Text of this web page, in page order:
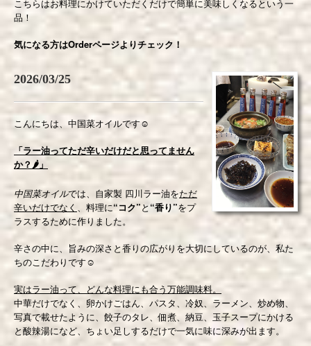
こちらはお料理にかけていただくだけで簡単に美味しくなるという一
品！
気になる方はOrderページよりチェック！
2026/03/25
こんにちは、中国菜オイルです☺️
「ラー油ってただ辛いだけだと思ってません
か？🌶️」
中国菜オイルでは、自家製 四川ラー油をただ
辛いだけでなく
、料理に“コク”と “香り”をプ
ラスするために作りました。
辛さの中に、旨みの深さと香りの広がりを大切にしているのが、私た
ちのこだわりです☺️
実はラー油って、どんな料理にも合う万能調味料。
中華だけでなく、卵かけごはん、パスタ、冷奴、ラーメン、炒め物、
写真で載せたように、餃子のタレ、佃煮、納豆、玉子スープにかける
と酸辣湯になど、ちょい足しするだけで一気に味に深みが出ます。